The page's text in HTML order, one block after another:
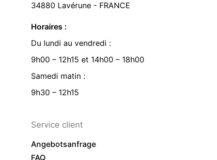
34880 Lavérune - FRANCE
Horaires :
Du lundi au vendredi :
9h00 – 12h15 et 14h00 – 18h00
Samedi matin :
9h30 – 12h15
Service client
Angebotsanfrage
FAQ